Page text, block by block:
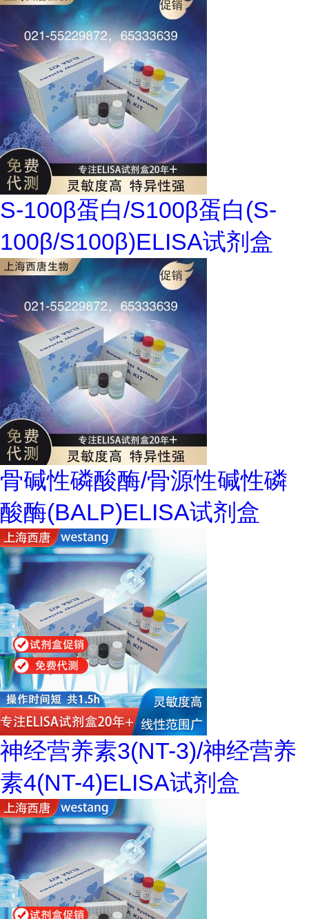
S-100β蛋白/S100β蛋白(S-
100β/S100β)ELISA试剂盒
骨碱性磷酸酶/骨源性碱性磷
酸酶(BALP)ELISA试剂盒
神经营养素3(NT-3)/神经营养
素4(NT-4)ELISA试剂盒